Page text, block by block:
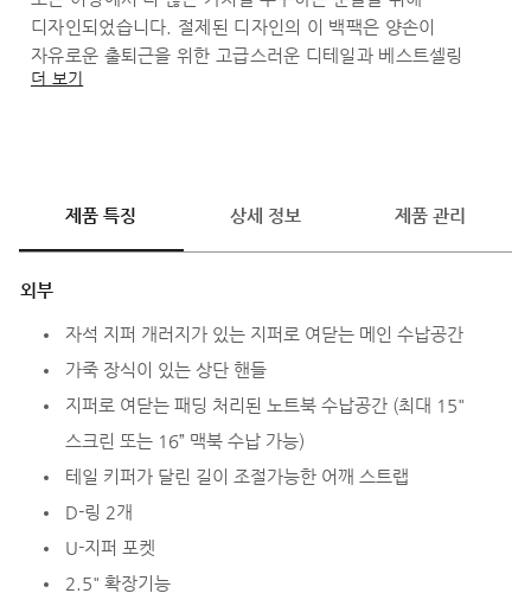
디자인되었습니다. 절제된 디자인의 이 백팩은 양손이
자유로운 출퇴근을 위한 고급스러운 디테일과 베스트셀링
기능성으로 깔끔하고 프로페셔널한 룩을 완성시켜 줍니다.
더 보기
제품 특징 상세 정보 제품 관리
외부
자석 지퍼 개러지가 있는 지퍼로 여닫는 메인 수납공간
가죽 장식이 있는 상단 핸들
지퍼로 여닫는 패딩 처리된 노트북 수납공간 (최대 15"
스크린 또는 16” 맥북 수납 가능)
테일 키퍼가 달린 길이 조절가능한 어깨 스트랩
D-링 2개
U-지퍼 포켓
2.5" 확장기능